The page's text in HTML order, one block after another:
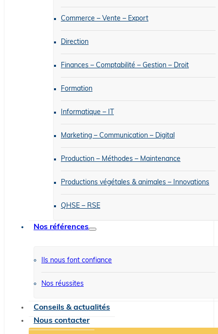
Commerce – Vente – Export
Direction
Finances – Comptabilité – Gestion – Droit
Formation
Informatique – IT
Marketing – Communication – Digital
Production – Méthodes – Maintenance
Productions végétales & animales – Innovations
QHSE – RSE
Nos références
Ils nous font confiance
Nos réussites
Conseils & actualités
Nous contacter